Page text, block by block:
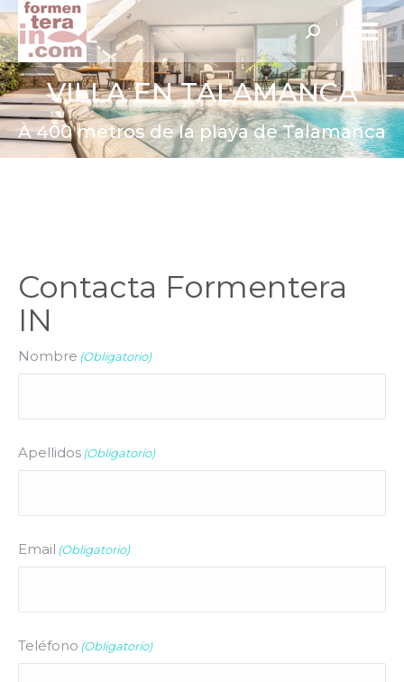
Buscar:
VILLA EN TALAMANCA
À 400 metros de la playa de Talamanca
Contacta Formentera
IN
Nombre (Obligatorio)
Apellidos (Obligatorio)
Email (Obligatorio)
Teléfono (Obligatorio)